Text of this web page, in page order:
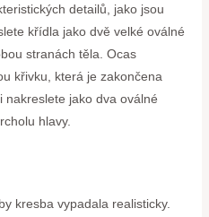
detailů, jako jsou
křídla jako dvě velké oválné
stranách těla. Ocas
křivku, která je zakončena
nakreslete jako dva oválné
hlavy.
kresba vypadala realisticky.